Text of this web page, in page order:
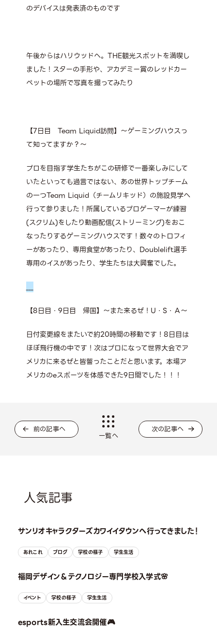
のデバイスは発表済のものです
午後からはハリウッドへ。THE観光スポットを満喫し
ました！スターの手形や、アカデミー賞のレッドカー
ペットの場所で写真を撮ってみたり
【7日目 Team Liquid訪問】～ゲーミングハウスっ
て知ってますか？～
プロを目指す学生たちがこの研修で一番楽しみにして
いたといっても過言ではない、あの世界トップチーム
の一つTeam Liquid（チームリキッド）の施設見学へ
行って参りました！所属しているプロゲーマーが練習
(スクリム)をしたり動画配信(ストリーミング)をおこ
なったりするゲーミングハウスです！数々のトロフィ
ーがあったり、専用食堂があったり、Doublelift選手
専用のイスがあったり、学生たちは大興奮でした。
【8日目・9日目 帰国】～また来るぜ！U・S・Ａ～
日付変更線をまたいで約20時間の移動です！8日目は
ほぼ飛行機の中です！次はプロになって世界大会でア
メリカに来るぜと皆誓ったことだと思います。本場ア
メリカのeスポーツを体感できた9日間でした！！！
前の記事へ
一覧へ
次の記事へ
人気記事
サンリオキャラクターズカワイイタウンへ行ってきました！
あれこれ ブログ 学校の様子 学生生活
福岡デザイン＆テクノロジー専門学校入学式🌸
イベント 学校の様子 学生生活
esports新入生交流会開催🎮